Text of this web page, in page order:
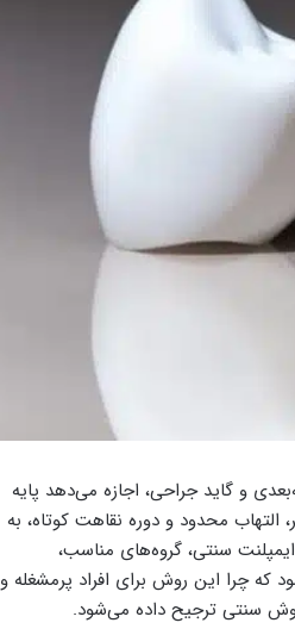
و گاید جراحی، اجازه می‌دهد پایه
محدود و دوره نقاهت کوتاه، به
سنتی، گروه‌های مناسب،
چرا این روش برای افراد پرمشغله و
سنتی ترجیح داده می‌شود.